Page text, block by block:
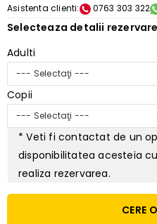
Asistenta clienti: 0763 303 322
Selecteaza detalii rezervare
Adulti
--- Selectaţi ---
Copii
--- Selectaţi ---
* Veti fi contactat de un
disponibilitatea acesteia
realiza rezervarea.
CERE